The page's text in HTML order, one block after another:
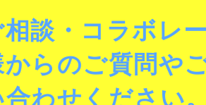
談・コラボレ
らのご質問や
合わせください